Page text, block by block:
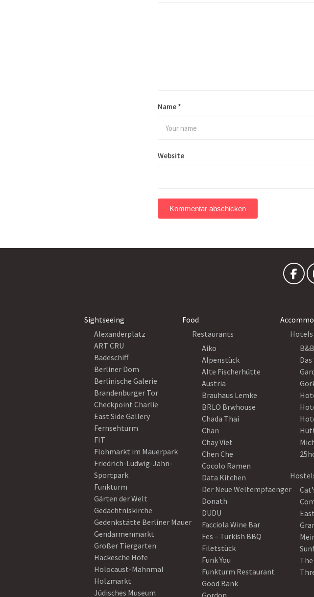
Name *
Website
Sightseeing
Alexanderplatz
ART CRU
Badeschiff
Berliner Dom
Berlinische Galerie
Brandenburger Tor
Checkpoint Charlie
East Side Gallery
Fernsehturm
FIT
Flohmarkt im Mauerpark
Friedrich-Ludwig-Jahn-
Sportpark
Funkturm
Gärten der Welt
Gedächtniskirche
Gedenkstätte Berliner Mauer
Gendarmenmarkt
Großer Tiergarten
Hackesche Höfe
Holocaust-Mahnmal
Holzmarkt
Jüdisches Museum
Food
Restaurants
Aiko
Alpenstück
Alte Fischerhütte
Austria
Brauhaus Lemke
BRLO Brwhouse
Chada Thai
Chan
Chay Viet
Chen Che
Cocolo Ramen
Data Kitchen
Der Neue Weltempfaenger
Donath
DUDU
Facciola Wine Bar
Fes – Turkish BBQ
Filetstück
Funk You
Funkturm Restaurant
Good Bank
Gordon
Hotels